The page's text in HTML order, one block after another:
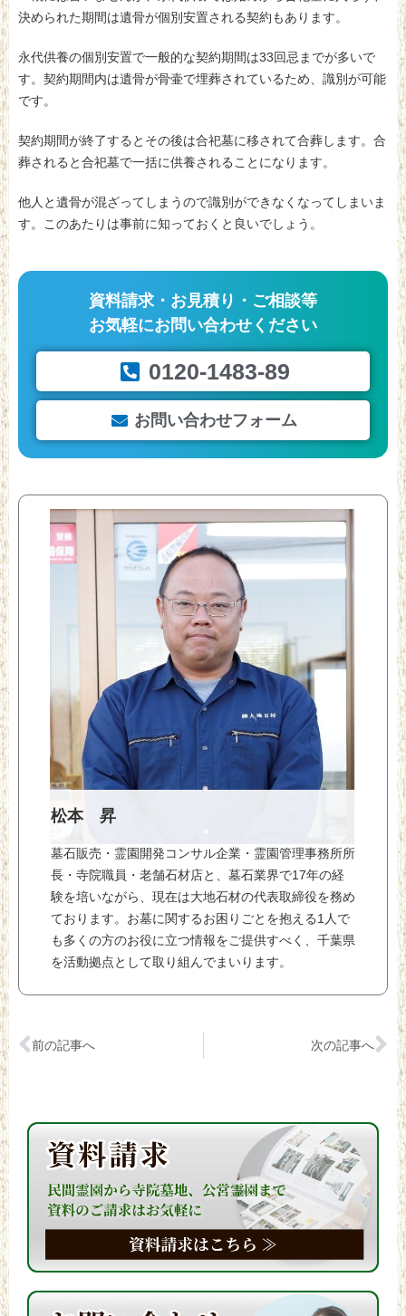
決められた期間は遺骨が個別安置される契約もあります。
永代供養の個別安置で一般的な契約期間は33回忌までが多いで
す。契約期間内は遺骨が骨壷で埋葬されているため、識別が可能
です。
契約期間が終了するとその後は合祀墓に移されて合葬します。合
葬されると合祀墓で一括に供養されることになります。
他人と遺骨が混ざってしまうので識別ができなくなってしまいま
す。このあたりは事前に知っておくと良いでしょう。
資料請求・お見積り・ご相談等
お気軽にお問い合わせください
0120-1483-89
お問い合わせフォーム
松本 昇
墓石販売・霊園開発コンサル企業・霊園管理事務所所
長・寺院職員・老舗石材店と、墓石業界で17年の経
験を培いながら、現在は大地石材の代表取締役を務め
ております。お墓に関するお困りごとを抱える1人で
も多くの方のお役に立つ情報をご提供すべく、千葉県
を活動拠点として取り組んでまいります。
前の記事へ 次の記事へ